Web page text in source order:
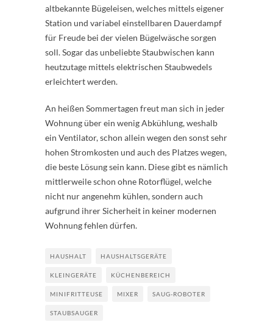
altbekannte Bügeleisen, welches mittels eigener
Station und variabel einstellbaren Dauerdampf
für Freude bei der vielen Bügelwäsche sorgen
soll. Sogar das unbeliebte Staubwischen kann
heutzutage mittels elektrischen Staubwedels
erleichtert werden.
An heißen Sommertagen freut man sich in jeder
Wohnung über ein wenig Abkühlung, weshalb
ein Ventilator, schon allein wegen den sonst sehr
hohen Stromkosten und auch des Platzes wegen,
die beste Lösung sein kann. Diese gibt es nämlich
mittlerweile schon ohne Rotorflügel, welche
nicht nur angenehm kühlen, sondern auch
aufgrund ihrer Sicherheit in keiner modernen
Wohnung fehlen dürfen.
HAUSHALT HAUSHALTSGERÄTE
KLEINGERÄTE KÜCHENBEREICH
MINIFRITTEUSE MIXER SAUG-ROBOTER
STAUBSAUGER